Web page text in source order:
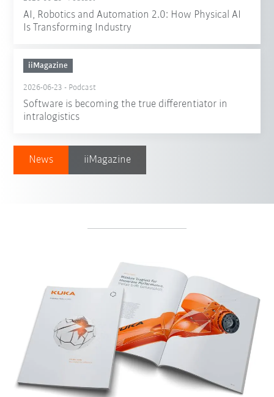
AI, Robotics and Automation 2.0: How Physical AI
Is Transforming Industry
iiMagazine
2026-06-23 - Podcast
Software is becoming the true differentiator in
intralogistics
News iiMagazine